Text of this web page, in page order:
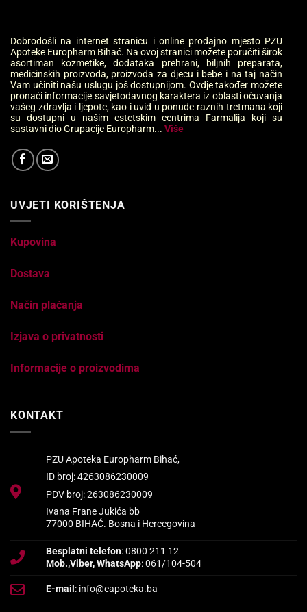
Dobrodošli na internet stranicu i online prodajno mjesto PZU
Apoteke Europharm Bihać. Na ovoj stranici možete poručiti širok
asortiman kozmetike, dodataka prehrani, biljnih preparata,
medicinskih proizvoda, proizvoda za djecu i bebe i na taj način
Vam učiniti našu uslugu još dostupnijom. Ovdje također možete
pronaći informacije savjetodavnog karaktera iz oblasti očuvanja
vašeg zdravlja i ljepote, kao i uvid u ponude raznih tretmana koji
su dostupni u našim estetskim centrima Farmalija koji su
sastavni dio Grupacije Europharm... Više
UVJETI KORIŠTENJA
Kupovina
Dostava
Način plaćanja
Izjava o privatnosti
Informacije o proizvodima
KONTAKT
PZU Apoteka Europharm Bihać,
ID broj: 4263086230009
PDV broj: 263086230009
Ivana Frane Jukića bb
77000 BIHAĆ. Bosna i Hercegovina
Besplatni telefon: 0800 211 12
Mob.,Viber, WhatsApp: 061/104-504
E-mail : info@eapoteka.ba